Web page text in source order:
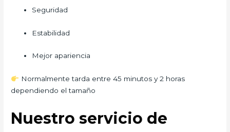
Seguridad
Estabilidad
Mejor apariencia
Normalmente tarda entre 45 minutos y 2 horas
dependiendo el tamaño
Nuestro servicio de